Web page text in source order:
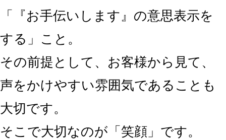
「『お手伝いします』の意思表示を
する」こと。
その前提として、お客様から見て、
声をかけやすい雰囲気であることも
大切です。
そこで大切なのが「笑顔」です。